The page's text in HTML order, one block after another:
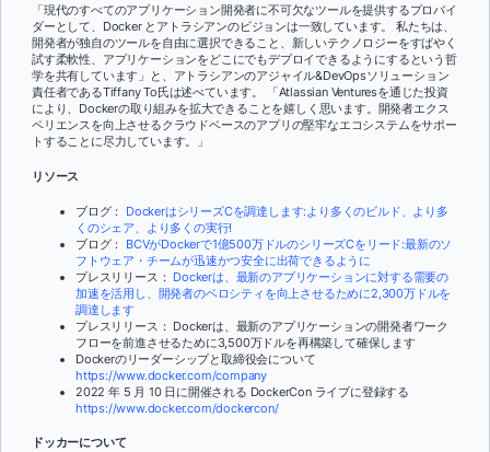
「現代のすべてのアプリケーション開発者に不可欠なツールを提供するプロバイ
ダーとして、Docker とアトラシアンのビジョンは一致しています。 私たちは、
開発者が独自のツールを自由に選択できること、新しいテクノロジーをすばやく
試す柔軟性、アプリケーションをどこにでもデプロイできるようにするという哲
学を共有しています」と、アトラシアンのアジャイル&DevOpsソリューション
責任者であるTiffany To氏は述べています。 「Atlassian Venturesを通じた投資
により、Dockerの取り組みを拡大できることを嬉しく思います。開発者エクス
ペリエンスを向上させるクラウドベースのアプリの堅牢なエコシステムをサポー
トすることに尽力しています。」
リソース
ブログ： DockerはシリーズCを調達します:より多くのビルド、より多
くのシェア、より多くの実行!
ブログ： BCVがDockerで1億500万ドルのシリーズCをリード:最新のソ
フトウェア・チームが迅速かつ安全に出荷できるように
プレスリリース： Dockerは、最新のアプリケーションに対する需要の
加速を活用し、開発者のベロシティを向上させるために2,300万ドルを
調達します
プレスリリース： Dockerは、最新のアプリケーションの開発者ワーク
フローを前進させるために3,500万ドルを再構築して確保します
Dockerのリーダーシップと取締役会について
https://www.docker.com/company
2022 年 5 月 10 日に開催される DockerCon ライブに登録する
https://www.docker.com/dockercon/
ドッカーについて